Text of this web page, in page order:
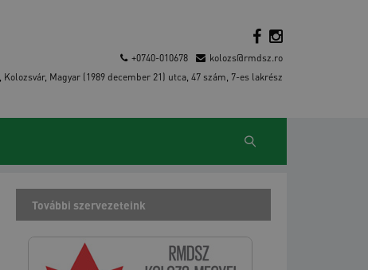
+0740-010678
kolozs@rmdsz.ro
Kolozsvár, Magyar (1989 december 21) utca, 47 szám, 7-es lakrész
További szervezeteink